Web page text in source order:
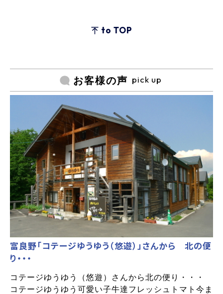
to TOP
お客様の声 pick up
富良野「コテージゆうゆう（悠遊）」さんから 北の便
り・・・
コテージゆうゆう（悠遊）さんから北の便り・・・
コテージゆうゆう可愛い子牛達フレッシュトマト今ま